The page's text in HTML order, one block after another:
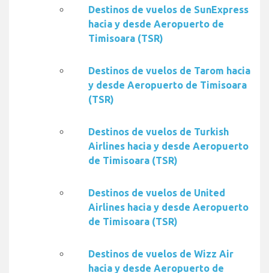
Destinos de vuelos de SunExpress
hacia y desde Aeropuerto de
Timisoara (TSR)
Destinos de vuelos de Tarom hacia
y desde Aeropuerto de Timisoara
(TSR)
Destinos de vuelos de Turkish
Airlines hacia y desde Aeropuerto
de Timisoara (TSR)
Destinos de vuelos de United
Airlines hacia y desde Aeropuerto
de Timisoara (TSR)
Destinos de vuelos de Wizz Air
hacia y desde Aeropuerto de